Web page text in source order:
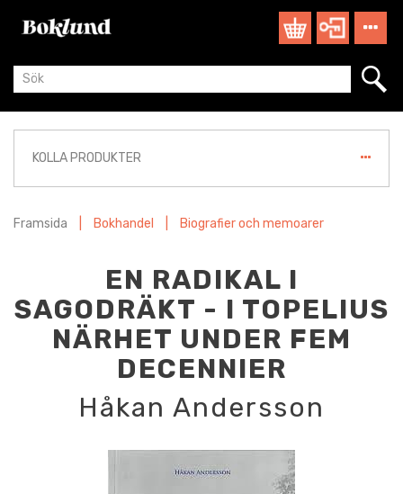
KOLLA PRODUKTER
Framsida Bokhandel Biografier och memoarer
EN RADIKAL I
SAGODRÄKT - I TOPELIUS
NÄRHET UNDER FEM
DECENNIER
Håkan Andersson